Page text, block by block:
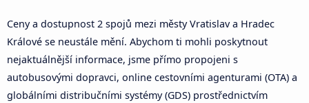
Ceny a dostupnost 2 spojů mezi městy Vratislav a Hradec
Králové se neustále mění. Abychom ti mohli poskytnout
nejaktuálnější informace, jsme přímo propojeni s
autobusovými dopravci, online cestovními agenturami (OTA) a
globálními distribučními systémy (GDS) prostřednictvím